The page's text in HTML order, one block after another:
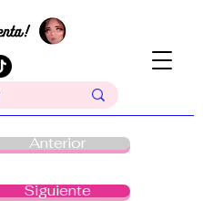
Anterior
Siguiente